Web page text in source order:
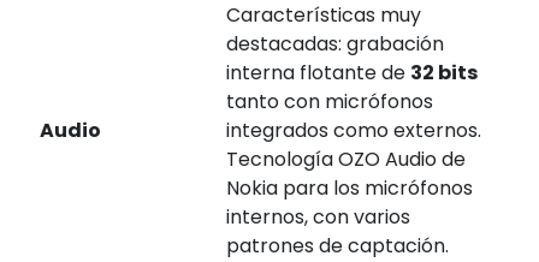
Audio
Características muy
destacadas: grabación
interna flotante de 32 bits
tanto con micrófonos
integrados como externos.
Tecnología OZO Audio de
Nokia para los micrófonos
internos, con varios
patrones de captación.